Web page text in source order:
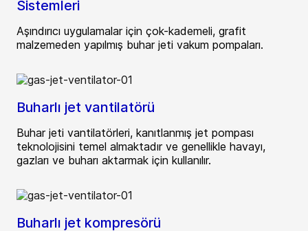
Sistemleri
Aşındırıcı uygulamalar için çok-kademeli, grafit
malzemeden yapılmış buhar jeti vakum pompaları.
Buharlı jet vantilatörü
Buhar jeti vantilatörleri, kanıtlanmış jet pompası
teknolojisini temel almaktadır ve genellikle havayı,
gazları ve buharı aktarmak için kullanılır.
Buharlı jet kompresörü